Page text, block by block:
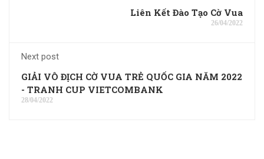
Liên Kết Đào Tạo Cờ Vua
26/04/2022
Next post
GIẢI VÔ ĐỊCH CỜ VUA TRẺ QUỐC GIA NĂM 2022
- TRANH CUP VIETCOMBANK
28/04/2022